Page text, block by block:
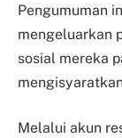
Pengumuman
mengeluarkan
sosial mereka
Melalui akun